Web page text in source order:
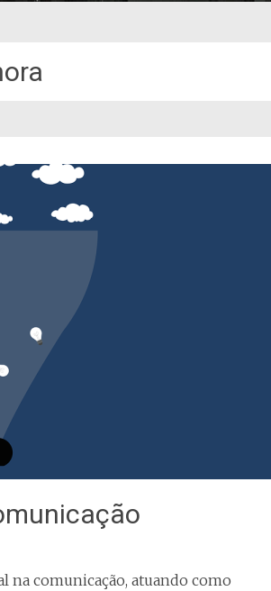
na comunicação, atuando como